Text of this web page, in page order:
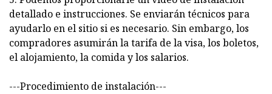
detallado e instrucciones. Se enviarán técnicos para
ayudarlo en el sitio si es necesario. Sin embargo, los
compradores asumirán la tarifa de la visa, los boletos,
el alojamiento, la comida y los salarios.
---Procedimiento de instalación---